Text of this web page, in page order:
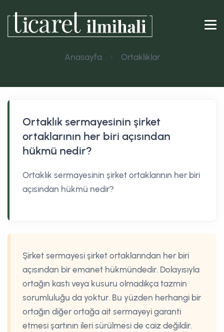
Anasayfa Ortaklıklar
Ortaklık sermayesinin şirket
ortaklarının her biri açısından
hükmü nedir?
Ortaklık sermayesinin şirket ortaklarının her biri
açısından hükmü nedir?
Şirket sermayesi şirket ortaklarından her biri
açısından bir emanet hükmündedir. Dolayısıyla
ortağın kastı veya kusuru olmadıkça tazmin
sorumluluğu da yoktur. Bu yüzden herhangi bir
ortağın diğer ortağa ait sermayeyi garanti
etmesi şartının ileri sürülmesi de caiz değildir.